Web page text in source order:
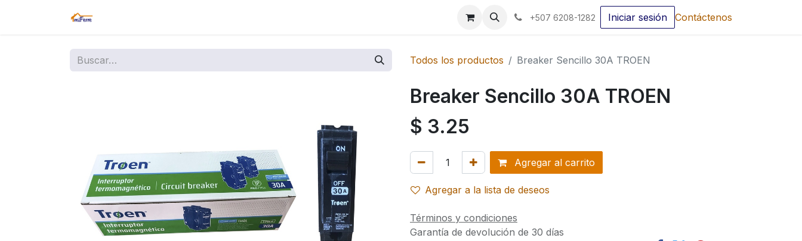
+507 6208-1282 Iniciar sesión Contáctenos
Todos los productos Breaker Sencillo 30A TROEN
Breaker Sencillo 30A TROEN
$ 3.25
Agregar al carrito
Agregar a la lista de deseos
Términos y condiciones
Garantía de devolución de 30 días